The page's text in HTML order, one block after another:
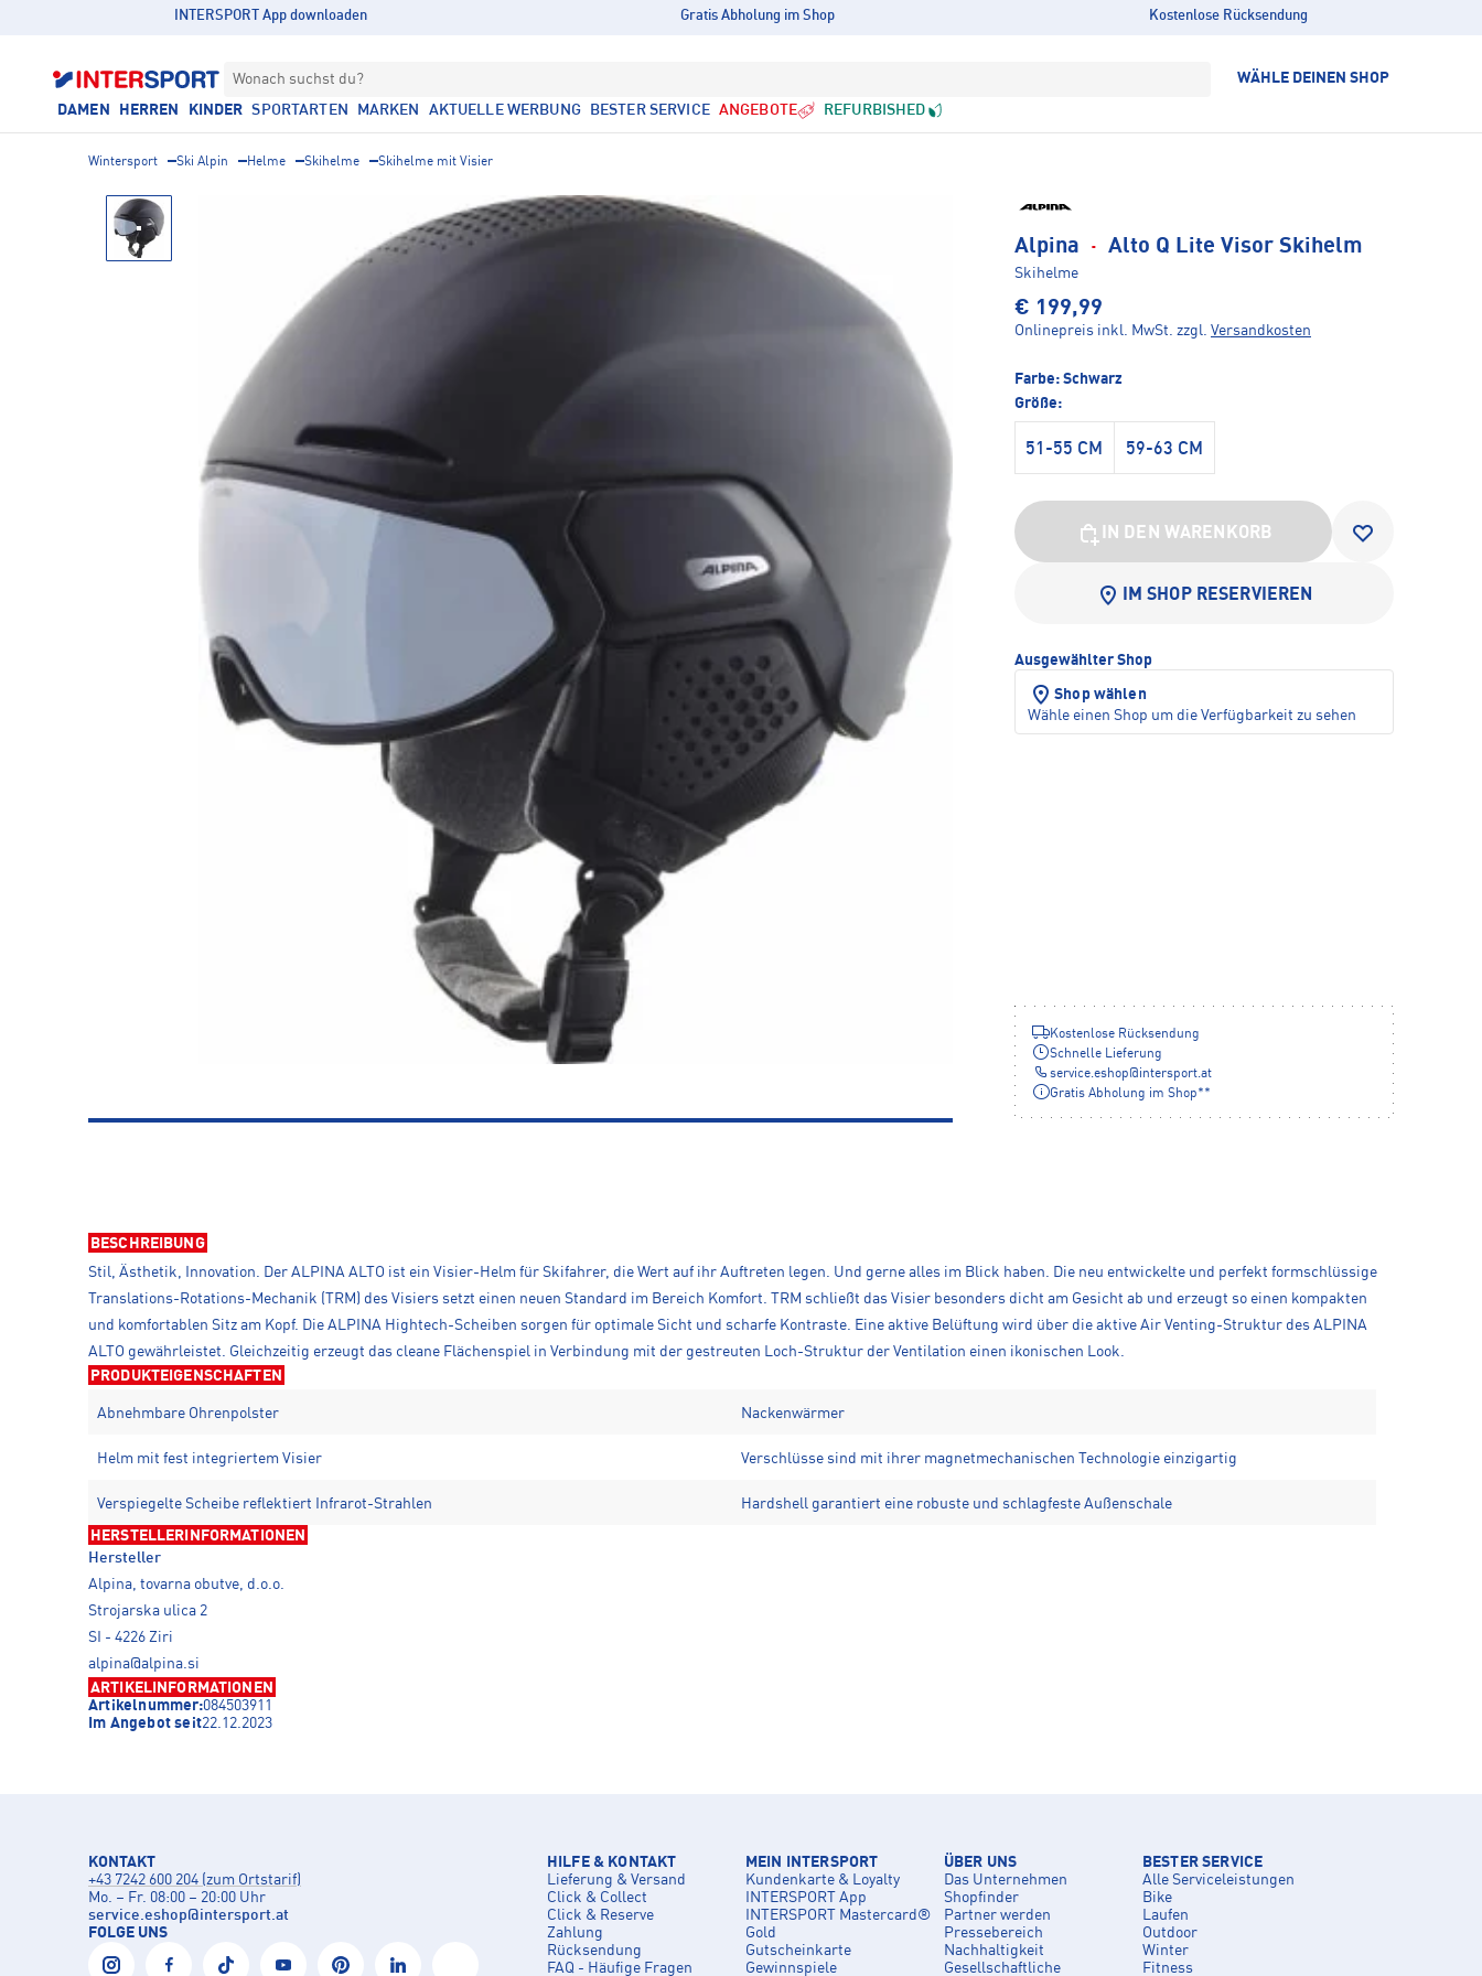
INTERSPORT App downloaden Gratis Abholung im Shop Kostenlose Rücksendung
Wonach suchst du? WÄHLE DEINEN SHOP
DAMEN HERREN KINDER SPORTARTEN MARKEN AKTUELLE WERBUNG BESTER SERVICE ANGEBOTE REFURBISHED
Wintersport Ski Alpin Helme Skihelme Skihelme mit Visier
Alpina · Alto Q Lite Visor Skihelm
Skihelme
€ 199,99
Onlinepreis inkl. MwSt. zzgl. Versandkosten
Farbe: Schwarz
Größe:
51-55 CM 59-63 CM
IN DEN WARENKORB
IM SHOP RESERVIEREN
Ausgewählter Shop
Shop wählen
Wähle einen Shop um die Verfügbarkeit zu sehen
Kostenlose Rücksendung
Schnelle Lieferung
service.eshop@intersport.at
Gratis Abholung im Shop**
BESCHREIBUNG
Stil, Ästhetik, Innovation. Der ALPINA ALTO ist ein Visier-Helm für Skifahrer, die Wert auf ihr Auftreten legen. Und gerne alles im Blick haben. Die neu entwickelte und perfekt formschlüssige
Translations-Rotations-Mechanik (TRM) des Visiers setzt einen neuen Standard im Bereich Komfort. TRM schließt das Visier besonders dicht am Gesicht ab und erzeugt so einen kompakten
und komfortablen Sitz am Kopf. Die ALPINA Hightech-Scheiben sorgen für optimale Sicht und scharfe Kontraste. Eine aktive Belüftung wird über die aktive Air Venting-Struktur des ALPINA
ALTO gewährleistet. Gleichzeitig erzeugt das cleane Flächenspiel in Verbindung mit der gestreuten Loch-Struktur der Ventilation einen ikonischen Look.
PRODUKTEIGENSCHAFTEN
Abnehmbare Ohrenpolster Nackenwärmer
Helm mit fest integriertem Visier Verschlüsse sind mit ihrer magnetmechanischen Technologie einzigartig
Verspiegelte Scheibe reflektiert Infrarot-Strahlen Hardshell garantiert eine robuste und schlagfeste Außenschale
HERSTELLERINFORMATIONEN
Hersteller
Alpina, tovarna obutve, d.o.o.
Strojarska ulica 2
SI - 4226 Ziri
alpina@alpina.si
ARTIKELINFORMATIONEN
Artikelnummer:084503911
Im Angebot seit22.12.2023
KONTAKT
+43 7242 600 204 (zum Ortstarif)
Mo. – Fr. 08:00 – 20:00 Uhr
service.eshop@intersport.at
FOLGE UNS
HILFE & KONTAKT
Lieferung & Versand
Click & Collect
Click & Reserve
Zahlung
Rücksendung
FAQ - Häufige Fragen
MEIN INTERSPORT
Kundenkarte & Loyalty
INTERSPORT App
INTERSPORT Mastercard®
Gold
Gutscheinkarte
Gewinnspiele
ÜBER UNS
Das Unternehmen
Shopfinder
Partner werden
Pressebereich
Nachhaltigkeit
Gesellschaftliche
BESTER SERVICE
Alle Serviceleistungen
Bike
Laufen
Outdoor
Winter
Fitness